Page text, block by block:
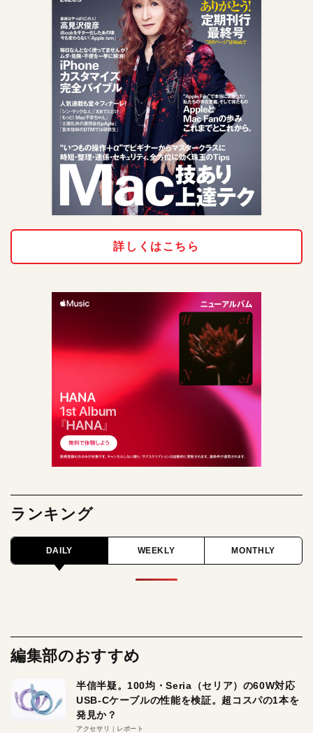
詳しくはこちら
ランキング
DAILY WEEKLY MONTHLY
編集部のおすすめ
半信半疑。100均・Seria（セリア）の60W対応
USB-Cケーブルの性能を検証。超コスパの1本を
発見か？
アクセサリ レポート